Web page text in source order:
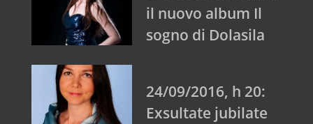
il nuovo album Il
sogno di Dolasila
24/09/2016, h 20:
Exsultate jubilate